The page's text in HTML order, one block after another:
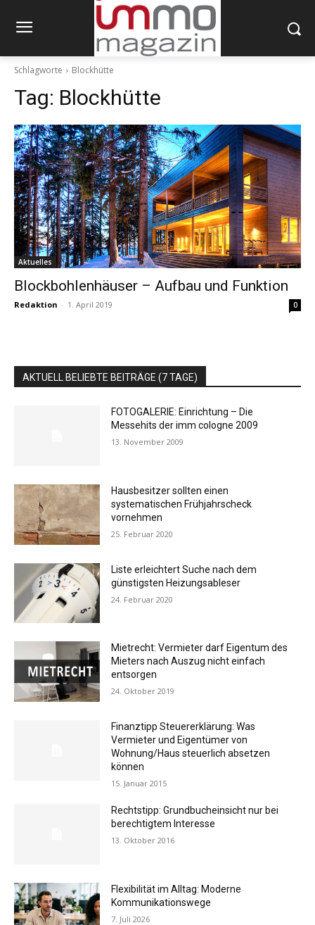
Schlagworte Blockhütte
Tag: Blockhütte
Aktuelles
Blockbohlenhäuser – Aufbau und Funktion
Redaktion - 1. April 2019 0
AKTUELL BELIEBTE BEITRÄGE (7 TAGE)
FOTOGALERIE: Einrichtung – Die
Messehits der imm cologne 2009
13. November 2009
Hausbesitzer sollten einen
systematischen Frühjahrscheck
vornehmen
25. Februar 2020
Liste erleichtert Suche nach dem
günstigsten Heizungsableser
24. Februar 2020
Mietrecht: Vermieter darf Eigentum des
Mieters nach Auszug nicht einfach
entsorgen
24. Oktober 2019
Finanztipp Steuererklärung: Was
Vermieter und Eigentümer von
Wohnung/Haus steuerlich absetzen
können
15. Januar 2015
Rechtstipp: Grundbucheinsicht nur bei
berechtigtem Interesse
13. Oktober 2016
Flexibilität im Alltag: Moderne
Kommunikationswege
7. Juli 2026